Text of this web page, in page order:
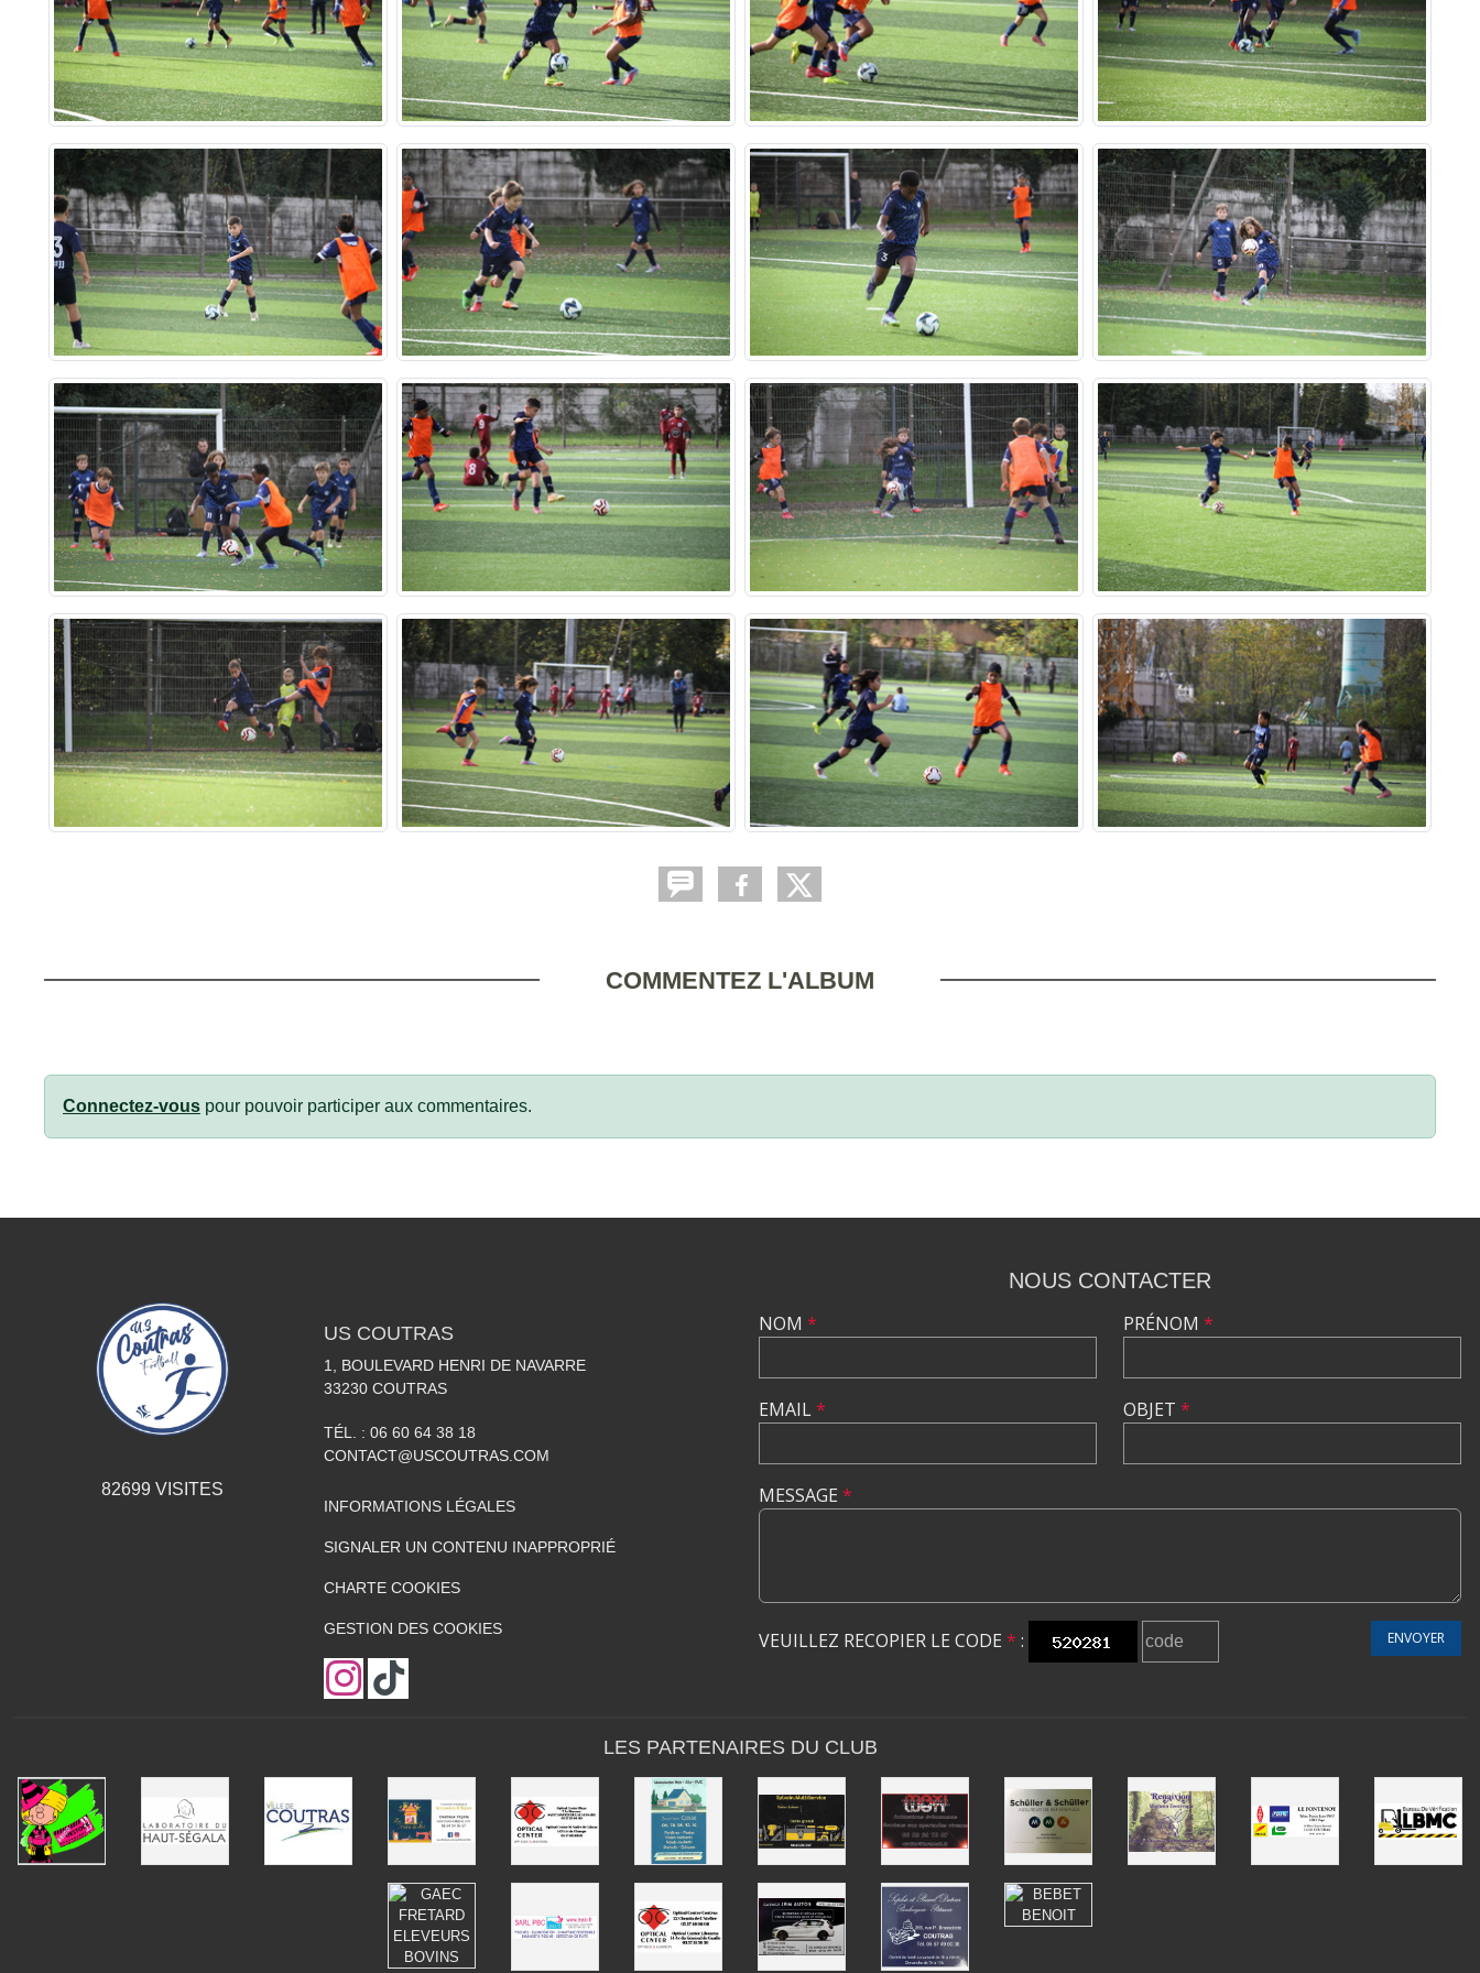
COMMENTEZ L'ALBUM
Connectez-vous pour pouvoir participer aux commentaires.
82699 VISITES
US COUTRAS
1, BOULEVARD HENRI DE NAVARRE
33230 COUTRAS
TÉL. : 06 60 64 38 18
CONTACT@USCOUTRAS.COM
INFORMATIONS LÉGALES
SIGNALER UN CONTENU INAPPROPRIÉ
CHARTE COOKIES
GESTION DES COOKIES
NOUS CONTACTER
NOM *
EMAIL*
PRÉNOM *
OBJET *
MESSAGE *
VEUILLEZ RECOPIER LE CODE * : ENVOYER
LES PARTENAIRES DU CLUB